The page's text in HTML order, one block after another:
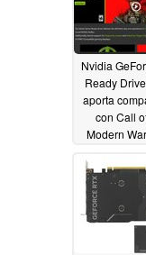
Nvidia
Ready
aporta
con Call
Modern
como
pantallas
con G-Sync